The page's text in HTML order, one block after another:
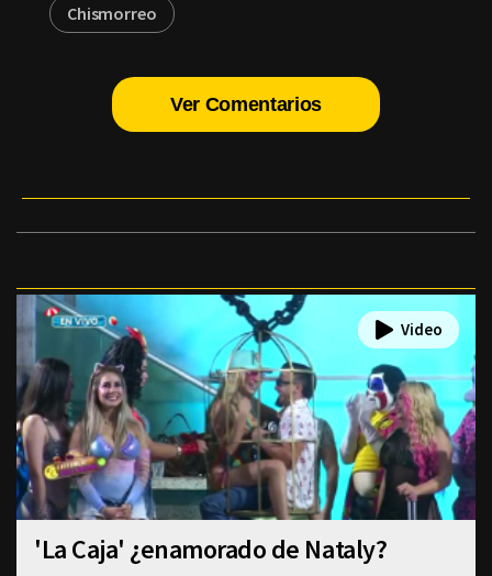
Chismorreo
Ver Comentarios
'La Caja' ¿enamorado de Nataly?